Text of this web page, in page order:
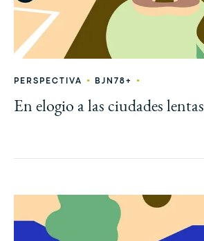
PERSPECTIVA • BJN78+ •
En elogio a las ciudades lentas